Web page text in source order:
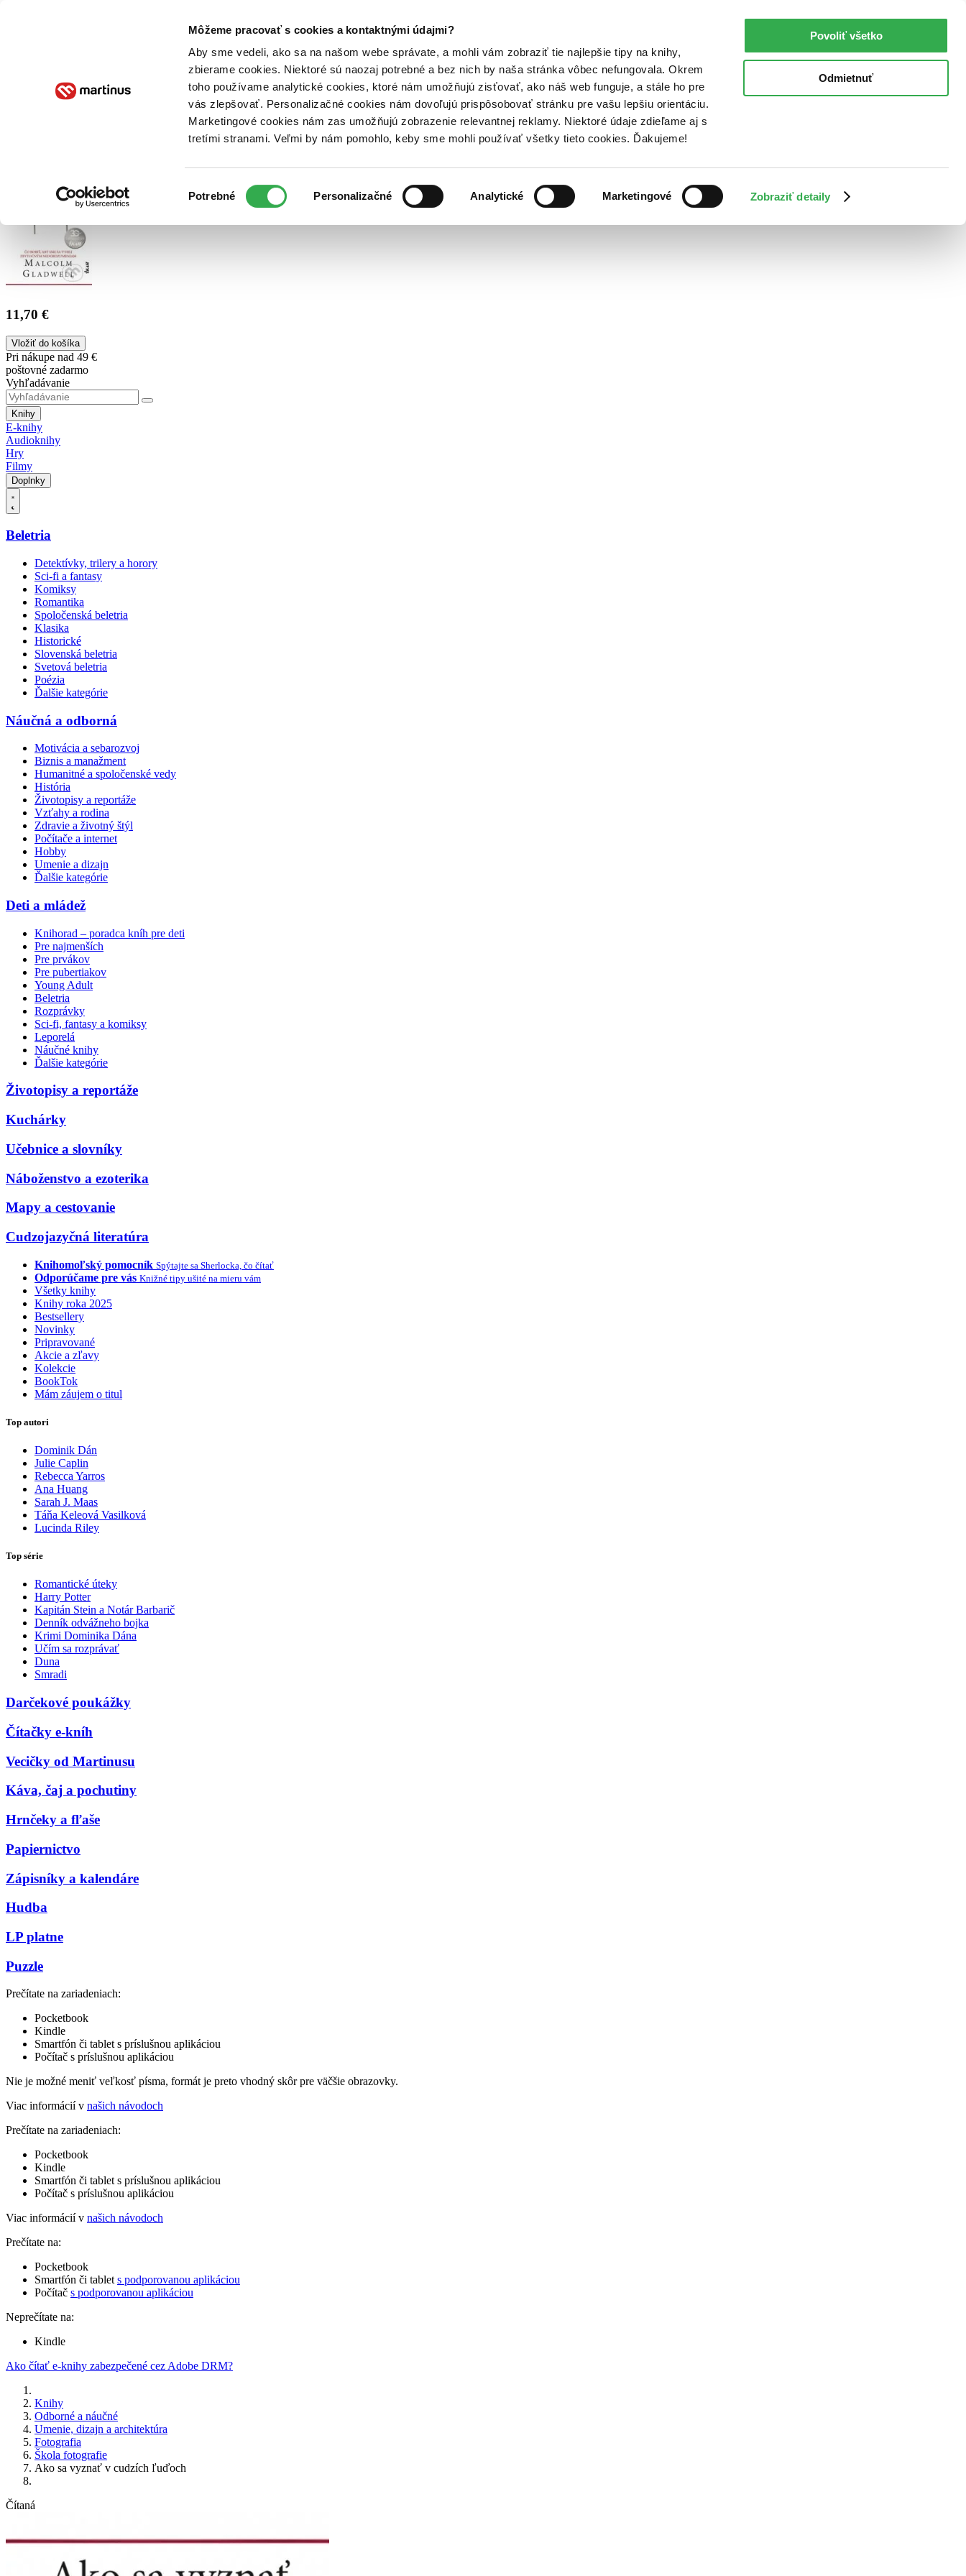
Môžeme pracovať s cookies a kontaktnými údajmi?
Aby sme vedeli, ako sa na našom webe správate, a mohli vám zobraziť tie najlepšie tipy na knihy,
zbierame cookies. Niektoré sú naozaj potrebné a bez nich by naša stránka vôbec nefungovala. Okrem
toho používame analytické cookies, ktoré nám umožňujú zisťovať, ako náš web funguje, a stále ho pre
vás zlepšovať. Personalizačné cookies nám dovoľujú prispôsobovať stránku pre vašu lepšiu orientáciu.
Marketingové cookies nám zas umožňujú zobrazenie relevantnej reklamy. Niektoré údaje zdieľame aj s
tretími stranami. Veľmi by nám pomohlo, keby sme mohli používať všetky tieto cookies. Ďakujeme!
súhlasu
Potrebné Personalizačné Analytické Marketingové Zobraziť detaily
Povoliť všetko
Odmietnuť
Poukážky Kontakt
11,70 €
Vložiť do košíka
Pri nákupe nad 49 €
poštovné zadarmo
Vyhľadávanie
Knihy
E-knihy
Audioknihy
Hry
Filmy
Doplnky
Beletria
Detektívky, trilery a horory
Sci-fi a fantasy
Komiksy
Romantika
Spoločenská beletria
Klasika
Historické
Slovenská beletria
Svetová beletria
Poézia
Ďalšie kategórie
Náučná a odborná
Motivácia a sebarozvoj
Biznis a manažment
Humanitné a spoločenské vedy
História
Životopisy a reportáže
Vzťahy a rodina
Zdravie a životný štýl
Počítače a internet
Hobby
Umenie a dizajn
Ďalšie kategórie
Deti a mládež
Knihorad – poradca kníh pre deti
Pre najmenších
Pre prvákov
Pre pubertiakov
Young Adult
Beletria
Rozprávky
Sci-fi, fantasy a komiksy
Leporelá
Náučné knihy
Ďalšie kategórie
Životopisy a reportáže
Kuchárky
Učebnice a slovníky
Náboženstvo a ezoterika
Mapy a cestovanie
Cudzojazyčná literatúra
Knihomoľský pomocník Spýtajte sa Sherlocka, čo čítať
Odporúčame pre vás Knižné tipy ušité na mieru vám
Všetky knihy
Knihy roka 2025
Bestsellery
Novinky
Pripravované
Akcie a zľavy
Kolekcie
BookTok
Mám záujem o titul
Top autori
Dominik Dán
Julie Caplin
Rebecca Yarros
Ana Huang
Sarah J. Maas
Táňa Keleová Vasilková
Lucinda Riley
Top série
Romantické úteky
Harry Potter
Kapitán Stein a Notár Barbarič
Denník odvážneho bojka
Krimi Dominika Dána
Učím sa rozprávať
Duna
Smradi
Darčekové poukážky
Čítačky e-kníh
Vecičky od Martinusu
Káva, čaj a pochutiny
Hrnčeky a fľaše
Papiernictvo
Zápisníky a kalendáre
Hudba
LP platne
Puzzle
Prečítate na zariadeniach:
Pocketbook
Kindle
Smartfón či tablet s príslušnou aplikáciou
Počítač s príslušnou aplikáciou
Nie je možné meniť veľkosť písma, formát je preto vhodný skôr pre väčšie obrazovky.
Viac informácií v našich návodoch
Prečítate na zariadeniach:
Pocketbook
Kindle
Smartfón či tablet s príslušnou aplikáciou
Počítač s príslušnou aplikáciou
Viac informácií v našich návodoch
Prečítate na:
Pocketbook
Smartfón či tablet s podporovanou aplikáciou
Počítač s podporovanou aplikáciou
Neprečítate na:
Kindle
Ako čítať e-knihy zabezpečené cez Adobe DRM?
Knihy
Odborné a náučné
Umenie, dizajn a architektúra
Fotografia
Škola fotografie
Ako sa vyznať v cudzích ľuďoch
Čítaná